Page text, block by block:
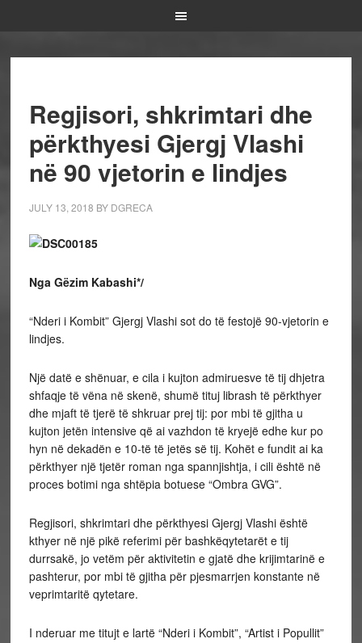
Regjisori, shkrimtari dhe
përkthyesi Gjergj Vlashi
në 90 vjetorin e lindjes
JULY 13, 2018 BY DGRECA
Nga Gëzim Kabashi*/
“Nderi i Kombit” Gjergj Vlashi sot do të festojë 90-vjetorin e
lindjes.
Një datë e shënuar, e cila i kujton admiruesve të tij dhjetra
shfaqje të vëna në skenë, shumë tituj librash të përkthyer
dhe mjaft të tjerë të shkruar prej tij: por mbi të gjitha u
kujton jetën intensive që ai vazhdon të kryejë edhe kur po
hyn në dekadën e 10-të të jetës së tij. Kohët e fundit ai ka
përkthyer një tjetër roman nga spannjishtja, i cili është në
proces botimi nga shtëpia botuese “Ombra GVG”.
Regjisori, shkrimtari dhe përkthyesi Gjergj Vlashi është
kthyer në një pikë referimi për bashkëqytetarët e tij
durrsakë, jo vetëm për aktivitetin e gjatë dhe krijimtarinë e
pashterur, por mbi të gjitha për pjesmarrjen konstante në
veprimtaritë qytetare.
I nderuar me titujt e lartë “Nderi i Kombit”, “Artist i Popullit”